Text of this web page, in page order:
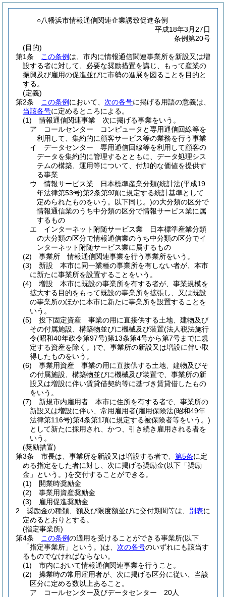
○八幡浜市情報通信関連企業誘致促進条例
平成18年3月27日
条例第20号
(目的)
第1条
この条例 は、市内に情報通信関連事業所を新設又は増
設する者に対して、必要な奨励措置を講じ、もって産業の
振興及び雇用の促進並びに市勢の進展を図ることを目的と
する。
(定義)
第2条
この条例 において、 次の各号に掲げる用語の意義は、
当該各号に定めるところによる。
(1)
情報通信関連事業 次に掲げる事業をいう。
ア
コールセンター コンピュータと専用通信回線等を
利用して、集約的に顧客サービス等の業務を行う事業
イ
データセンター 専用通信回線等を利用して顧客の
データを集約的に管理するとともに、データ処理シス
テムの構築、運用等について、付加的な価値を提供す
る事業
ウ
情報サービス業 日本標準産業分類(統計法(平成19
年法律第53号)第2条第9項に規定する統計基準として
定められたものをいう。以下同じ。)の大分類の区分で
情報通信業のうち中分類の区分で情報サービス業に属
するもの
エ
インターネット附随サービス業 日本標準産業分類
の大分類の区分で情報通信業のうち中分類の区分でイ
ンターネット附随サービス業に属するもの
(2)
事業所 情報通信関連事業を行う事業所をいう。
(3)
新設 本市に同一業種の事業所を有しない者が、本市
に新たに事業所を設置することをいう。
(4)
増設 本市に既設の事業所を有する者が、事業規模を
拡大する目的をもって既設の事業所を拡張し、又は既設
の事業所のほかに本市に新たに事業所を設置することを
いう。
(5)
投下固定資産 事業の用に直接供する土地、建物及び
その付属施設、構築物並びに機械及び装置(法人税法施行
令(昭和40年政令第97号)第13条第4号から第7号までに規
定する資産を除く。)で、事業所の新設又は増設に伴い取
得したものをいう。
(6)
事業用資産 事業の用に直接供する土地、建物及びそ
の付属施設、構築物並びに機械及び装置で、事業所の新
設又は増設に伴い賃貸借契約等に基づき賃貸借したもの
をいう。
(7)
新規市内雇用者 本市に住所を有する者で、事業所の
新設又は増設に伴い、常用雇用者(雇用保険法(昭和49年
法律第116号)第4条第1項に規定する被保険者等をいう。)
として新たに採用され、かつ、引き続き雇用される者を
いう。
(奨励措置)
第3条
市長は、事業所を新設又は増設する者で、 第5条に定
める指定をした者に対し、次に掲げる奨励金(以下「奨励
金」という。)を交付することができる。
(1)
開業時奨励金
(2)
事業用資産奨励金
(3)
雇用促進奨励金
2
奨励金の種類、額及び限度額並びに交付期間等は、 別表に
定めるとおりとする。
(指定事業所)
第4条
この条例の適用を受けることができる事業所(以下
「指定事業所」という。)は、 次の各号のいずれにも該当す
るものでなければならない。
(1)
市内において情報通信関連事業を行うこと。
(2)
操業時の常用雇用者が、次に掲げる区分に従い、当該
区分に定める数以上あること。
ア
コールセンター及びデータセンター 20人